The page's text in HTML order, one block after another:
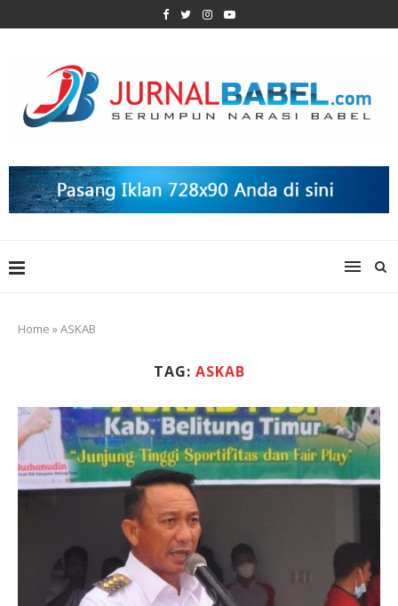
Home »ASKAB
TAG: ASKAB